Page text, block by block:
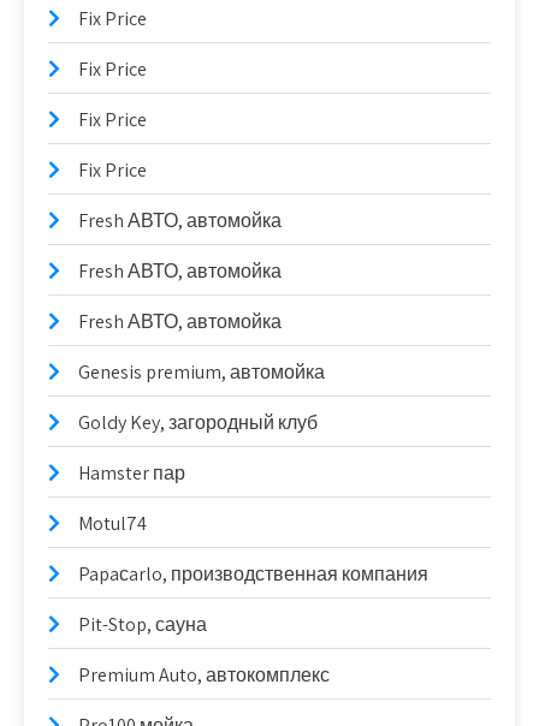
Fix Price
Fix Price
Fix Price
Fix Price
Fresh АВТО, автомойка
Fresh АВТО, автомойка
Fresh АВТО, автомойка
Genesis premium, автомойка
Goldy Key, загородный клуб
Hamster пар
Motul74
Papaсarlo, производственная компания
Pit-Stop, сауна
Premium Auto, автокомплекс